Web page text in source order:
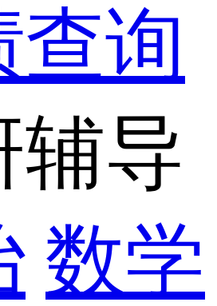
查询
辅导
数学